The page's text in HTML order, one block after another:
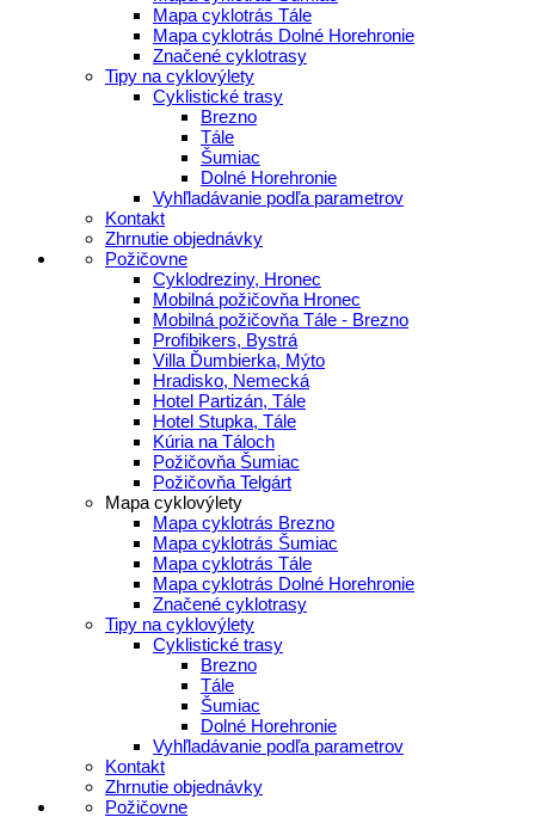
Mapa cyklotrás Tále
Mapa cyklotrás Dolné Horehronie
Značené cyklotrasy
Tipy na cyklovýlety
Cyklistické trasy
Brezno
Tále
Šumiac
Dolné Horehronie
Vyhľladávanie podľa parametrov
Kontakt
Zhrnutie objednávky
Požičovne
Cyklodreziny, Hronec
Mobilná požičovňa Hronec
Mobilná požičovňa Tále - Brezno
Profibikers, Bystrá
Villa Ďumbierka, Mýto
Hradisko, Nemecká
Hotel Partizán, Tále
Hotel Stupka, Tále
Kúria na Táloch
Požičovňa Šumiac
Požičovňa Telgárt
Mapa cyklovýlety
Mapa cyklotrás Brezno
Mapa cyklotrás Šumiac
Mapa cyklotrás Tále
Mapa cyklotrás Dolné Horehronie
Značené cyklotrasy
Tipy na cyklovýlety
Cyklistické trasy
Brezno
Tále
Šumiac
Dolné Horehronie
Vyhľladávanie podľa parametrov
Kontakt
Zhrnutie objednávky
Požičovne